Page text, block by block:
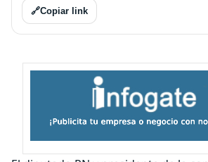
🔗Copiar link